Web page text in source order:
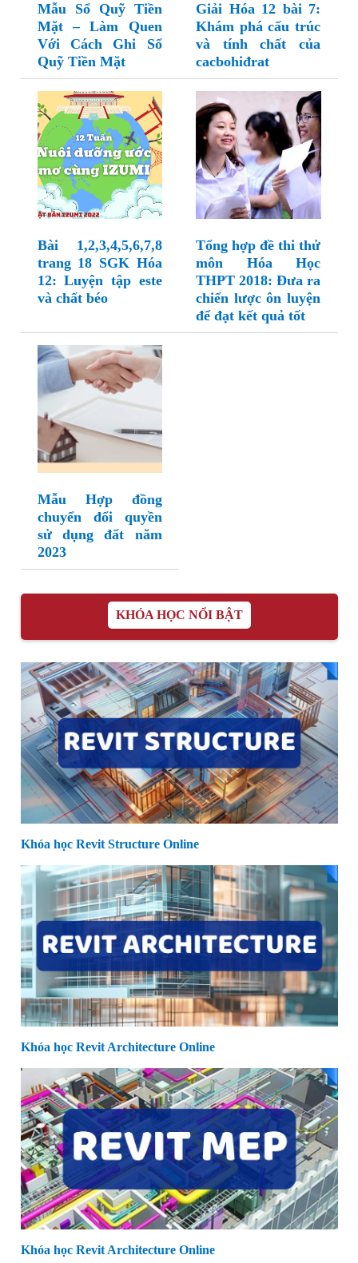
Mẫu Sổ Quỹ Tiền
Mặt – Làm Quen
Với Cách Ghi Sổ
Quỹ Tiền Mặt
Giải Hóa 12 bài 7:
Khám phá cấu trúc
và tính chất của
cacbohiđrat
Bài 1,2,3,4,5,6,7,8
trang 18 SGK Hóa
12: Luyện tập este
và chất béo
Tổng hợp đề thi thử
môn Hóa Học
THPT 2018: Đưa ra
chiến lược ôn luyện
để đạt kết quả tốt
Mẫu Hợp đồng
chuyển đổi quyền
sử dụng đất năm
2023
KHÓA HỌC NỔI BẬT
Khóa học Revit Structure Online
Khóa học Revit Architecture Online
Khóa học Revit Architecture Online